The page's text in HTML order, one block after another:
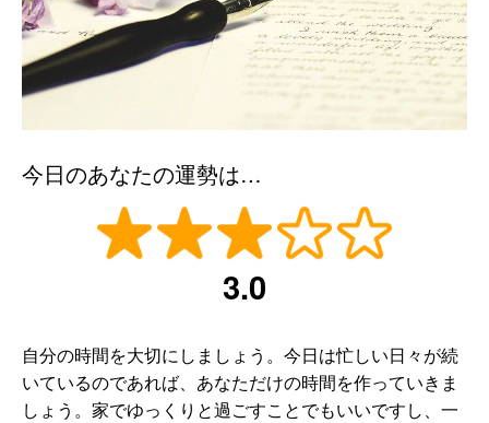
今日のあなたの運勢は…
3.0
自分の時間を大切にしましょう。今日は忙しい日々が続
いているのであれば、あなただけの時間を作っていきま
しょう。家でゆっくりと過ごすことでもいいですし、一